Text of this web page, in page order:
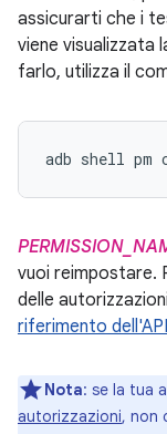
assicurarti che i
viene visualizzata
farlo, utilizza il
adb shell pm
vuoi reimpostare.
delle
riferimento
Nota: se la tua
autorizzazioni, non